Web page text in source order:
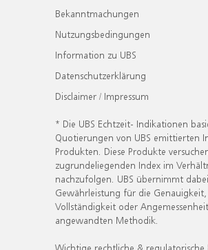
Bekanntmachungen
Nutzungsbedingungen
Information zu UBS
Datenschutzerklärung
Disclaimer / Impressum
* Die UBS Echtzeit- Indikationen
Quotierungen von UBS emittierten
Produkten. Diese Produkte
zugrundeliegenden Index im
nachzufolgen. UBS übernimmt
Gewährleistung für die Genauigkeit,
Vollständigkeit oder
angewandten Methodik.